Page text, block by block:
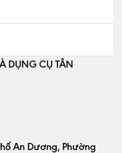
DỤNG CỤ TÂN
An Dương, Phường